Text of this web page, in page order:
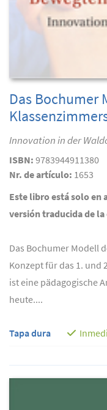
Das Bochumer
Innovation in der
ISBN: 9783944911380
Nr. de artículo: 1653
Este libro está solo en
versión traducida de
Das Bochumer Modell
Konzept für das 1. und
ist eine pädagogische
heute....
Tapa dura